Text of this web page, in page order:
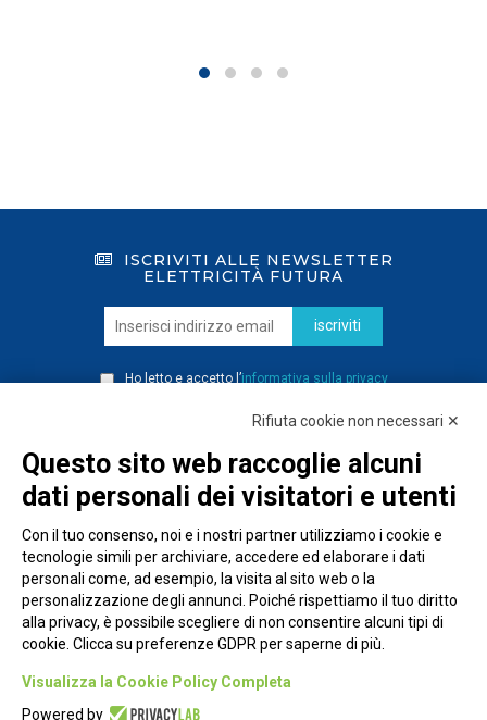
ISCRIVITI ALLE NEWSLETTER
ELETTRICITÀ FUTURA
iscriviti
Ho letto e accetto l’informativa sulla privacy
Piazza Alessandria, 24 - 00198 Roma
Privacy Policy
Rifiuta cookie non necessari ✕
Questo sito web raccoglie alcuni
dati personali dei visitatori e utenti
Con il tuo consenso, noi e i nostri partner utilizziamo i cookie e
tecnologie simili per archiviare, accedere ed elaborare i dati
personali come, ad esempio, la visita al sito web o la
personalizzazione degli annunci. Poiché rispettiamo il tuo diritto
alla privacy, è possibile scegliere di non consentire alcuni tipi di
cookie. Clicca su preferenze GDPR per saperne di più.
Visualizza la Cookie Policy Completa
Powered by